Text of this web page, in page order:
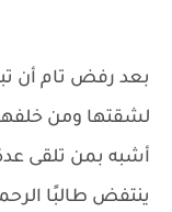
بعد رفض تام أن
لشقتها ومن
أشبه بمن تلقى
ينتفض طالبًا